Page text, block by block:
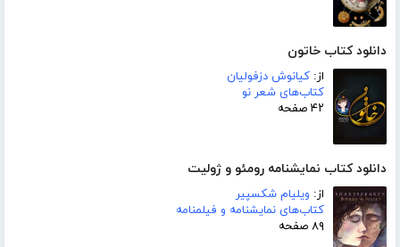
دانلود کتاب خاتون
از: کیانوش دزفولیان
کتاب‌های شعر نو
۴۲ صفحه
دانلود کتاب نمایشنامه رومئو و ژولیت
از: ویلیام شکسپیر
کتاب‌های نمایشنامه و فیلمنامه
۸۹ صفحه